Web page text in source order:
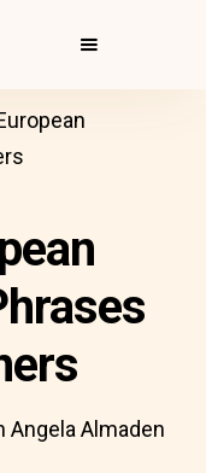
Angela Almaden